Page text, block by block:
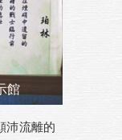
館
沛流離的